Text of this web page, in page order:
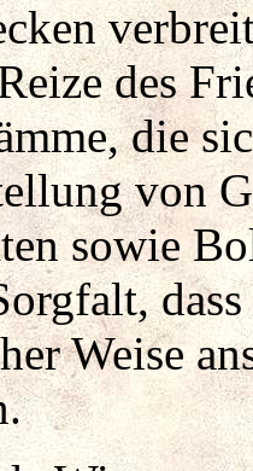
des
die
von
sowie
Weise